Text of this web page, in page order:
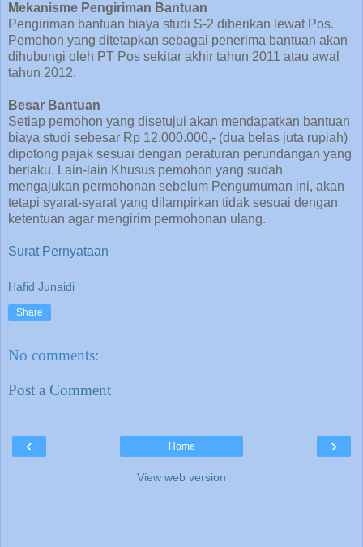
Mekanisme Pengiriman Bantuan
Pengiriman bantuan biaya studi S-2 diberikan lewat Pos.
Pemohon yang ditetapkan sebagai penerima bantuan akan
dihubungi oleh PT Pos sekitar akhir tahun 2011 atau awal
tahun 2012.
Besar Bantuan
Setiap pemohon yang disetujui akan mendapatkan bantuan
biaya studi sebesar Rp 12.000.000,- (dua belas juta rupiah)
dipotong pajak sesuai dengan peraturan perundangan yang
berlaku. Lain-lain Khusus pemohon yang sudah
mengajukan permohonan sebelum Pengumuman ini, akan
tetapi syarat-syarat yang dilampirkan tidak sesuai dengan
ketentuan agar mengirim permohonan ulang.
Surat Pernyataan
Hafid Junaidi
Share
No comments:
Post a Comment
‹ ›
Home
View web version